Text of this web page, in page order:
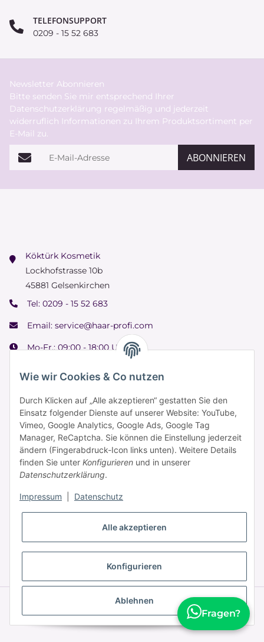
Wie wir Cookies & Co nutzen
Durch Klicken auf „Alle akzeptieren“ gestatten Sie den
Einsatz folgender Dienste auf unserer Website: YouTube,
Vimeo, Google Analytics, Google Ads, Google Tag
Manager, ReCaptcha. Sie können die Einstellung jederzeit
ändern (Fingerabdruck-Icon links unten). Weitere Details
finden Sie unter Konfigurieren und in unserer
Datenschutzerklärung.
Impressum Datenschutz
Alle akzeptieren
Konfigurieren
Ablehnen
TELEFONSUPPORT
0209 - 15 52 683
Newsletter Abonnieren
Bitte senden Sie mir entsprechend Ihrer
Datenschutzerklärung regelmäßig und jederzeit
widerruflich Informationen zu Ihrem Produktsortiment per
E-Mail zu.
E-Mail-Adresse ABONNIEREN
Köktürk Kosmetik
Lockhofstrasse 10b
45881 Gelsenkirchen
Tel: 0209 - 15 52 683
Email: service@haar-profi.com
Mo-Fr.: 09:00 - 18:00 Uhr
Samstag: 09:00 - 15:00 Uhr
Informationen
Zahlung & Versand
* Alle Preise inkl. gesetzlicher USt., zzgl.
© © 2025 HAAR PROFI – A brand of Novon Professional GmbH
FIRE JTL-Shop TemplateFragen?